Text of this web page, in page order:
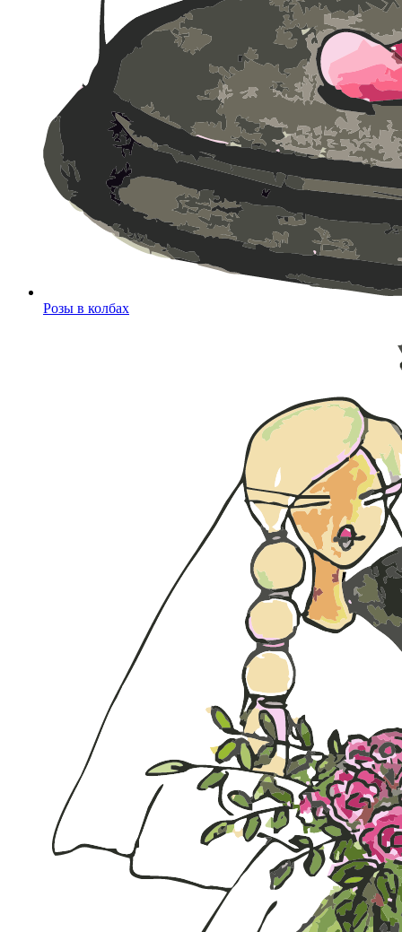
Розы в колбах